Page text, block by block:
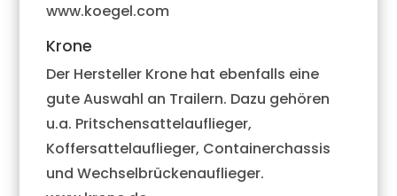
www.koegel.com
Krone
Der Hersteller Krone hat ebenfalls eine
gute Auswahl an Trailern. Dazu gehören
u.a. Pritschensattelauflieger,
Koffersattelauflieger, Containerchassis
und Wechselbrückenauflieger.